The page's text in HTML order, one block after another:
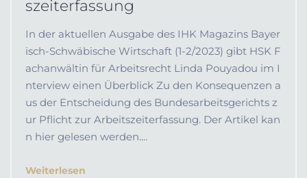
szeiterfassung
In der aktuellen Ausgabe des IHK Magazins Bayer
isch-Schwäbische Wirtschaft (1-2/2023) gibt HSK F
achanwältin für Arbeitsrecht Linda Pouyadou im I
nterview einen Überblick Zu den Konsequenzen a
us der Entscheidung des Bundesarbeitsgerichts z
ur Pflicht zur Arbeitszeiterfassung. Der Artikel kan
n hier gelesen werden....
Weiterlesen